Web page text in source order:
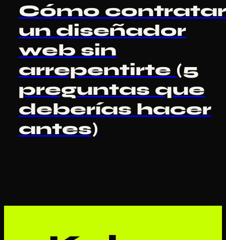
Cómo contratar
un diseñador
web sin
arrepentirte (5
preguntas que
deberías hacer
antes)